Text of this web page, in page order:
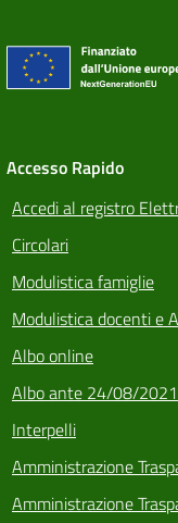
Accesso Rapido
Accedi al registro
Circolari
Modulistica famiglie
Modulistica docenti e
Albo online
Albo ante 24/08/2021
Interpelli
Amministrazione
Amministrazione